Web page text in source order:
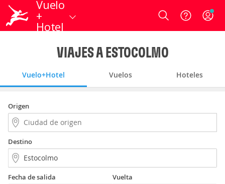
Vuelo
+
Hotel
Login
VIAJES A ESTOCOLMO
Vuelo+Hotel Vuelos Hoteles
Origen
Destino
Fecha de salida Vuelta